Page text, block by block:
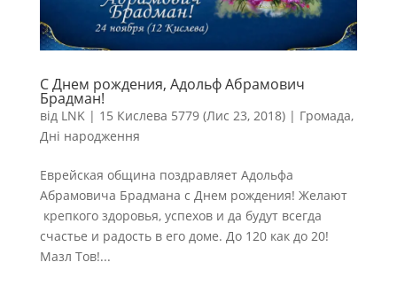
С Днем рождения, Адольф Абрамович
Брадман!
від LNK| 15 Кислева 5779 (Лис 23, 2018)| Громада,
Дні народження
Еврейская община поздравляет Адольфа
Абрамовича Брадмана с Днем рождения! Желают
крепкого здоровья, успехов и да будут всегда
счастье и радость в его доме. До 120 как до 20!
Мазл Тов!...